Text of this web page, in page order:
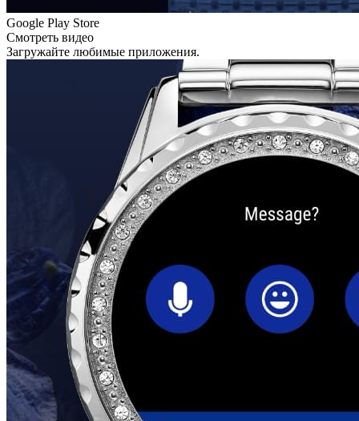
Google Play Store
Смотреть видео
Загружайте любимые приложения.